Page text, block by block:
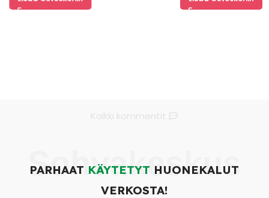
Sohvakeskus
PARHAAT KÄYTETYT HUONEKALUT
VERKOSTA!